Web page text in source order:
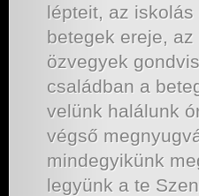
lépteit, az
betegek ereje,
özvegyek
családban a
velünk halálunk
végső
mindegyikünk
legyünk a te